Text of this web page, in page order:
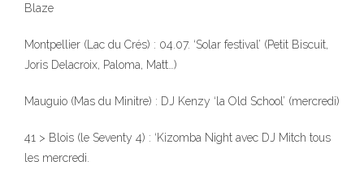
Blaze
Montpellier (Lac du Crés) : 04.07. ‘Solar festival’ (Petit Biscuit,
Joris Delacroix, Paloma, Matt…)
Mauguio (Mas du Minitre) : DJ Kenzy ‘la Old School’ (mercredi)
41 > Blois (le Seventy 4) : ‘Kizomba Night avec DJ Mitch tous
les mercredi.